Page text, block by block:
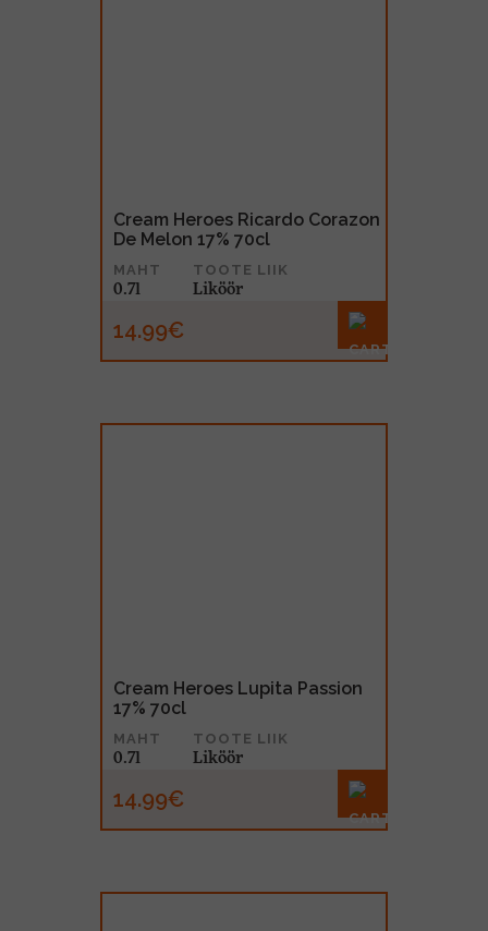
Cream Heroes Ricardo Corazon
De Melon 17% 70cl
MAHT
0.7l
TOOTE LIIK
Liköör
14.99€
Cream Heroes Lupita Passion
17% 70cl
MAHT
0.7l
TOOTE LIIK
Liköör
14.99€